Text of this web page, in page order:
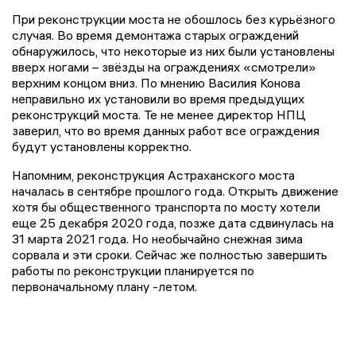
При реконструкции моста не обошлось без курьёзного
случая. Во время демонтажа старых ограждений
обнаружилось, что некоторые из них были установлены
вверх ногами – звёзды на ограждениях «смотрели»
верхним концом вниз. По мнению Василия Конова
неправильно их установили во время предыдущих
реконструкций моста. Те не менее директор НПЦ
заверил, что во время данных работ все ограждения
будут установлены корректно.
Напомним, реконструкция Астраханского моста
началась в сентябре прошлого года. Открыть движение
хотя бы общественного транспорта по мосту хотели
еще 25 декабря 2020 года, позже дата сдвинулась на
31 марта 2021 года. Но необычайно снежная зима
сорвала и эти сроки. Сейчас же полностью завершить
работы по реконструкции планируется по
первоначальному плану -летом.